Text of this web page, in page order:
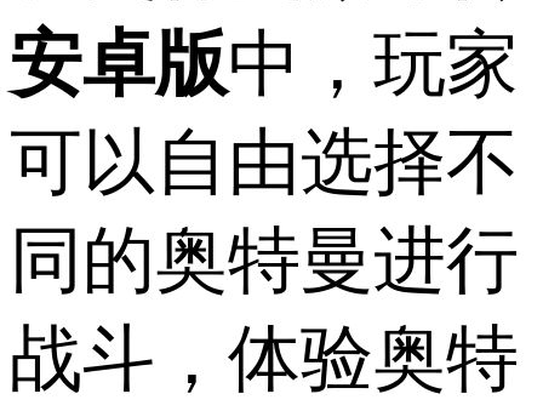
安卓版中，玩家
可以自由选择不
同的奥特曼进行
战斗，体验奥特